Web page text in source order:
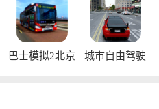
巴士模拟2北京
城市自由驾驶